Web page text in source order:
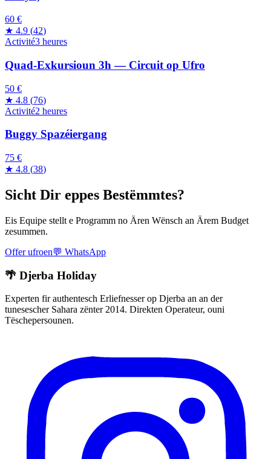
60 €
★ 4.9 (42)
Activité3 heures
Quad-Exkursioun 3h — Circuit op Ufro
50 €
★ 4.8 (76)
Activité2 heures
Buggy Spazéiergang
75 €
★ 4.8 (38)
Sicht Dir eppes Bestëmmtes?
Eis Equipe stellt e Programm no Ären Wënsch an Ärem Budget
zesummen.
Offer ufroen💬 WhatsApp
🌴 Djerba Holiday
Experten fir authentesch Erliefnesser op Djerba an an der
tunesescher Sahara zënter 2014. Direkten Operateur, ouni
Tëschepersounen.